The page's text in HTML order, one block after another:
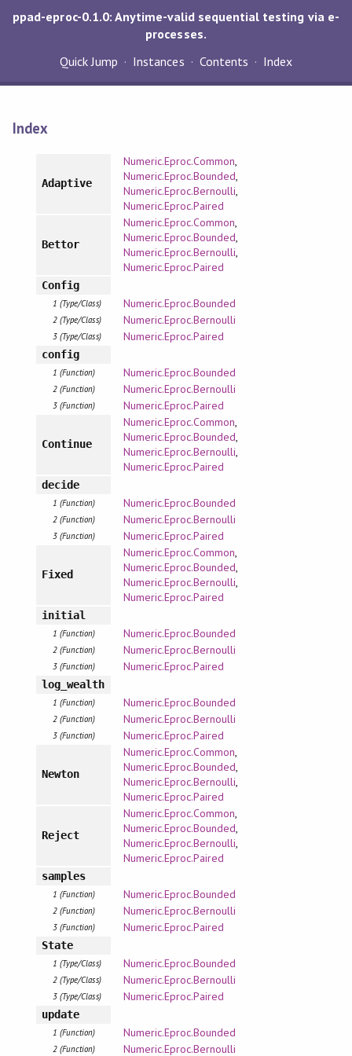
ppad-eproc-0.1.0: Anytime-valid sequential testing via e-
processes.
Quick Jump
Instances Contents Index
Index
Adaptive
Numeric.Eproc.Common,
Numeric.Eproc.Bounded,
Numeric.Eproc.Bernoulli,
Numeric.Eproc.Paired
Bettor
Numeric.Eproc.Common,
Numeric.Eproc.Bounded,
Numeric.Eproc.Bernoulli,
Numeric.Eproc.Paired
Config
1 (Type/Class) Numeric.Eproc.Bounded
2 (Type/Class) Numeric.Eproc.Bernoulli
3 (Type/Class) Numeric.Eproc.Paired
config
1 (Function) Numeric.Eproc.Bounded
2 (Function) Numeric.Eproc.Bernoulli
3 (Function) Numeric.Eproc.Paired
Continue
Numeric.Eproc.Common,
Numeric.Eproc.Bounded,
Numeric.Eproc.Bernoulli,
Numeric.Eproc.Paired
decide
1 (Function) Numeric.Eproc.Bounded
2 (Function) Numeric.Eproc.Bernoulli
3 (Function) Numeric.Eproc.Paired
Fixed
Numeric.Eproc.Common,
Numeric.Eproc.Bounded,
Numeric.Eproc.Bernoulli,
Numeric.Eproc.Paired
initial
1 (Function) Numeric.Eproc.Bounded
2 (Function) Numeric.Eproc.Bernoulli
3 (Function) Numeric.Eproc.Paired
log_wealth
1 (Function) Numeric.Eproc.Bounded
2 (Function) Numeric.Eproc.Bernoulli
3 (Function) Numeric.Eproc.Paired
Newton
Numeric.Eproc.Common,
Numeric.Eproc.Bounded,
Numeric.Eproc.Bernoulli,
Numeric.Eproc.Paired
Reject
Numeric.Eproc.Common,
Numeric.Eproc.Bounded,
Numeric.Eproc.Bernoulli,
Numeric.Eproc.Paired
samples
1 (Function) Numeric.Eproc.Bounded
2 (Function) Numeric.Eproc.Bernoulli
3 (Function) Numeric.Eproc.Paired
State
1 (Type/Class) Numeric.Eproc.Bounded
2 (Type/Class) Numeric.Eproc.Bernoulli
3 (Type/Class) Numeric.Eproc.Paired
update
1 (Function) Numeric.Eproc.Bounded
2 (Function) Numeric.Eproc.Bernoulli